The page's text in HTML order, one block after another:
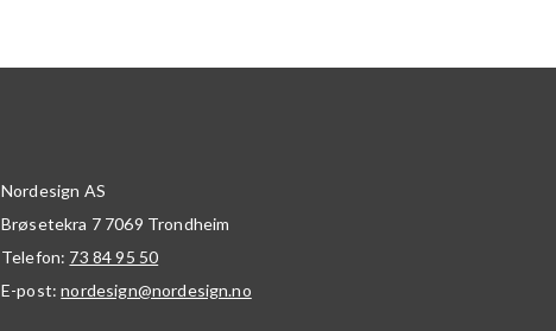
Nordesign AS
Brøsetekra 7 7069 Trondheim
Telefon: 73 84 95 50
E-post:nordesign@nordesign.no